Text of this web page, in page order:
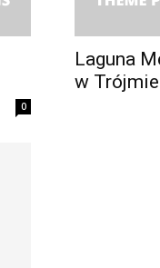
0
Laguna
w